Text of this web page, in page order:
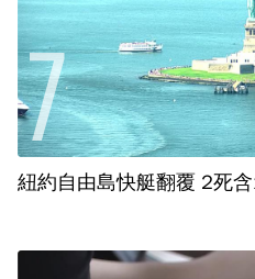
紐約自由島快艇翻覆 2死